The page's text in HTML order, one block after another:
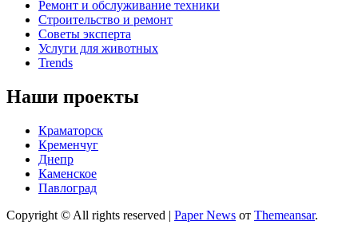
Ремонт и обслуживание техники
Строительство и ремонт
Советы эксперта
Услуги для животных
Trends
Наши проекты
Краматорск
Кременчуг
Днепр
Каменское
Павлоград
Copyright © All rights reserved | Paper News от Themeansar.